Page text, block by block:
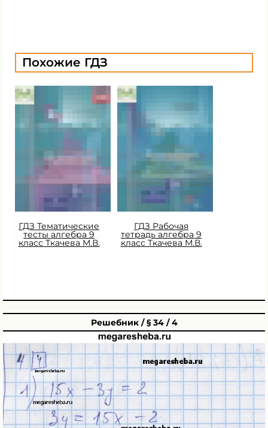
Похожие ГДЗ
ГДЗ Тематические
тесты алгебра 9
класс Ткачева М.В.
ГДЗ Рабочая
тетрадь алгебра 9
класс Ткачева М.В.
Решебник / § 34 / 4